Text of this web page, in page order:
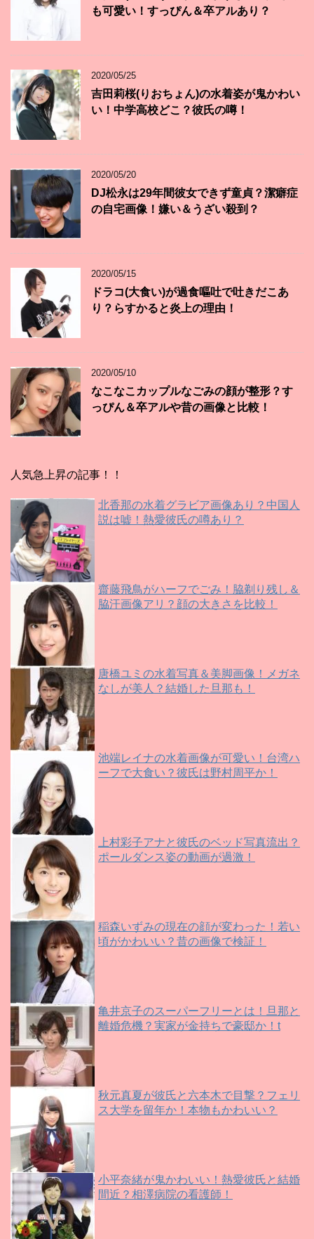
も可愛い！すっぴん＆卒アルあり？
2020/05/25
吉田莉桜(りおちょん)の水着姿が鬼かわい
い！中学高校どこ？彼氏の噂！
2020/05/20
DJ松永は29年間彼女できず童貞？潔癖症
の自宅画像！嫌い＆うざい殺到？
2020/05/15
ドラコ(大食い)が過食嘔吐で吐きだこあ
り？らすかると炎上の理由！
2020/05/10
なこなこカップルなごみの顔が整形？す
っぴん＆卒アルや昔の画像と比較！
人気急上昇の記事！！
北香那の水着グラビア画像あり？中国人
説は嘘！熱愛彼氏の噂あり？
齋藤飛鳥がハーフでごみ！脇剃り残し＆
脇汗画像アリ？顔の大きさを比較！
唐橋ユミの水着写真＆美脚画像！メガネ
なしが美人？結婚した旦那も！
池端レイナの水着画像が可愛い！台湾ハ
ーフで大食い？彼氏は野村周平か！
上村彩子アナと彼氏のベッド写真流出？
ポールダンス姿の動画が過激！
稲森いずみの現在の顔が変わった！若い
頃がかわいい？昔の画像で検証！
亀井京子のスーパーフリーとは！旦那と
離婚危機？実家が金持ちで豪邸か！t
秋元真夏が彼氏と六本木で目撃？フェリ
ス大学を留年か！本物もかわいい？
小平奈緒が鬼かわいい！熱愛彼氏と結婚
間近？相澤病院の看護師！